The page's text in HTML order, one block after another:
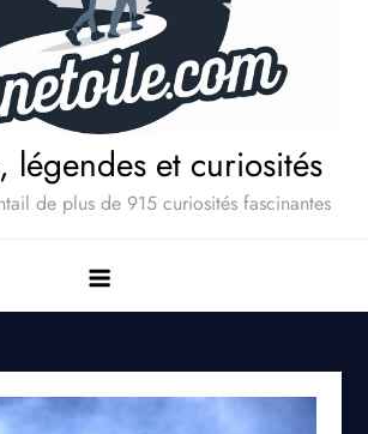
légendes et curiosités
de plus de 915 curiosités fascinantes